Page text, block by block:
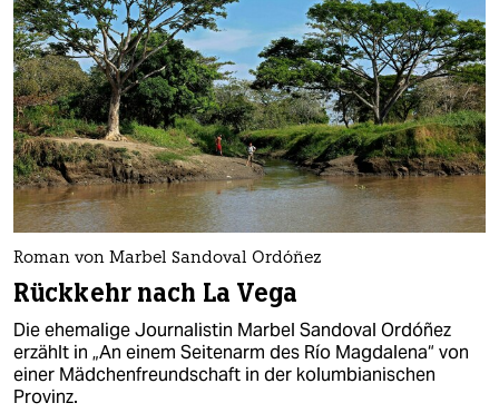
Roman von Marbel Sandoval Ordóñez
Rückkehr nach La Vega
Die ehemalige Journalistin Marbel Sandoval Ordóñez
erzählt in „An einem Seitenarm des Río Magdalena“ von
einer Mädchenfreundschaft in der kolumbianischen
Provinz.